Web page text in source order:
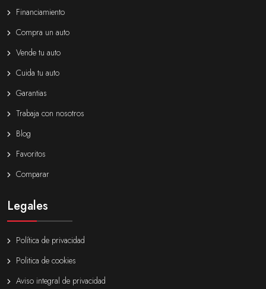
Financiamiento
Compra un auto
Vende tu auto
Cuida tu auto
Garantias
Trabaja con nosotros
Blog
Favoritos
Comparar
Legales
Política de privacidad
Politica de cookies
Aviso integral de privacidad